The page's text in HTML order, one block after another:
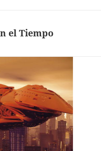
el Tiempo